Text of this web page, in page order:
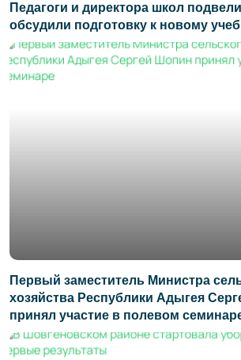
Педагоги и директора школ
обсудили подготовку к новому
Первый заместитель Министра
хозяйства Республики Адыгея
принял участие в полевом